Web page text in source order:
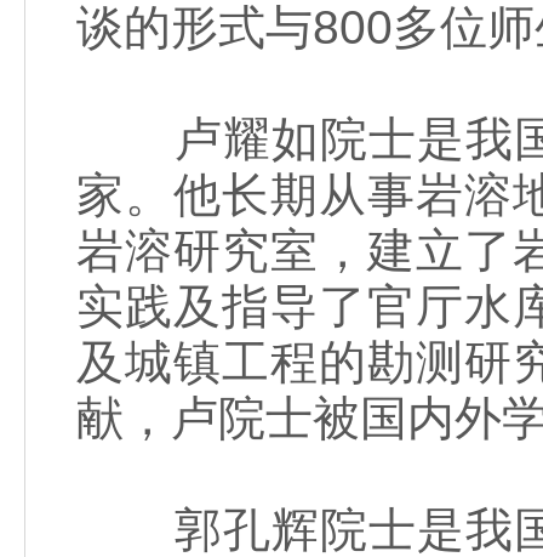
谈的形式与800多位
卢耀如院士是我国
家。他长期从事岩溶
岩溶研究室，建立了
实践及指导了官厅水
及城镇工程的勘测研
献，卢院士被国内外
郭孔辉院士是我国